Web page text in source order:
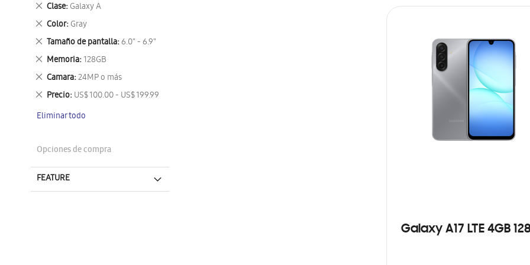
Galaxy A17 LTE 4GB
artículo
Clase Galaxy A
Eliminar
este
artículo
Color Gray
Eliminar
este
artículo
Tamaño de pantalla 6.0" - 6.9"
Eliminar
este
artículo
Memoria 128GB
Eliminar
este
artículo
Camara 24MP o más
Eliminar
este
artículo
Precio US$ 100.00 - US$ 199.99
Eliminar
artículo
Eliminar todo
Opciones de compra
FEATURE